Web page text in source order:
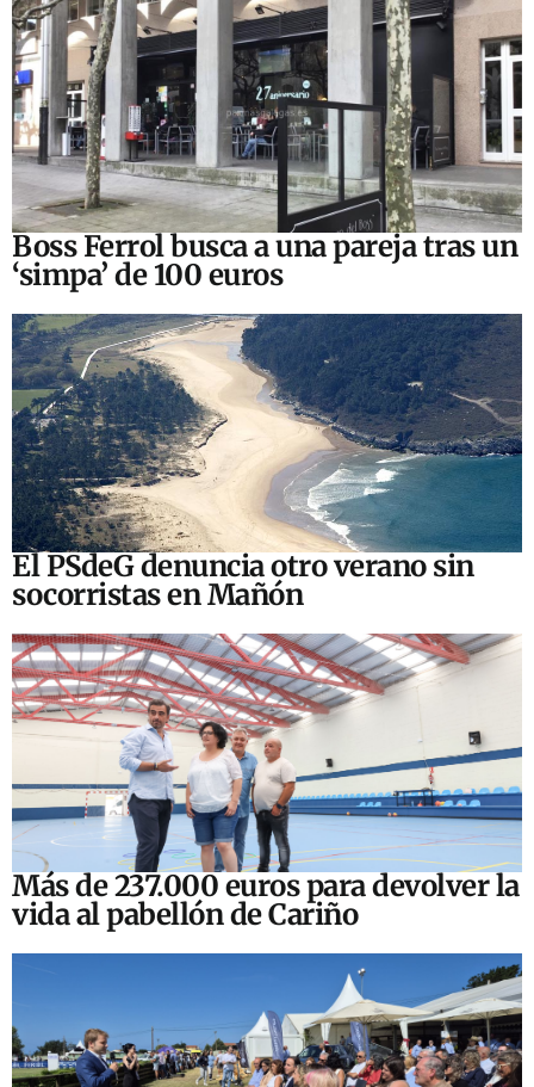
Boss Ferrol busca a una pareja tras un
‘simpa’ de 100 euros
El PSdeG denuncia otro verano sin
socorristas en Mañón
Más de 237.000 euros para devolver la
vida al pabellón de Cariño